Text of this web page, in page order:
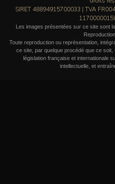
SIRET 48894915700033 | TVA
Les images présentées sur ce site sont
Toute reproduction ou représentation,
ce site, par quelque procédé que ce
législation française et internationale
intellectuelle, et